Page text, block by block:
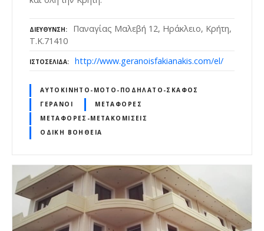
ΔΙΕΎΘΥΝΣΗ
Παναγίας Μαλεβή 12, Ηράκλειο, Κρήτη,
Τ.Κ.71410
ΙΣΤΟΣΕΛΊΔΑ http://www.geranoisfakianakis.com/el/
ΑΥΤΟΚΊΝΗΤΟ-ΜΌΤΟ-ΠΟΔΉΛΑΤΟ-ΣΚΆΦΟΣ
ΓΕΡΑΝΟΊ
ΜΕΤΑΦΟΡΈΣ
ΜΕΤΑΦΟΡΈΣ-ΜΕΤΑΚΟΜΊΣΕΙΣ
ΟΔΙΚΉ ΒΟΉΘΕΙΑ